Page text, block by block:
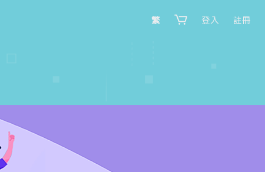
繁 登入 註冊